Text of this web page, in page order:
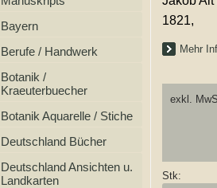
Bayern
Berufe / Handwerk
Botanik /
Kraeuterbuecher
Botanik Aquarelle / Stiche
Deutschland Bücher
Deutschland Ansichten u.
Landkarten
1821,
Mehr
exkl.
Stk: